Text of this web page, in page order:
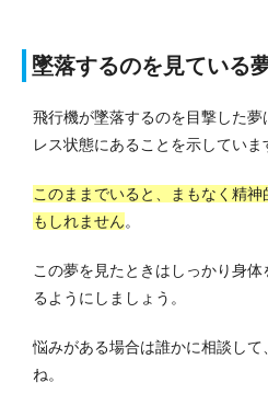
墜落するのを見ている
飛行機が墜落するのを目撃した夢
レス状態にあることを示していま
このままでいると、まもなく精
もしれません。
この夢を見たときはしっかり身
るようにしましょう。
悩みがある場合は誰かに相談し
ね。